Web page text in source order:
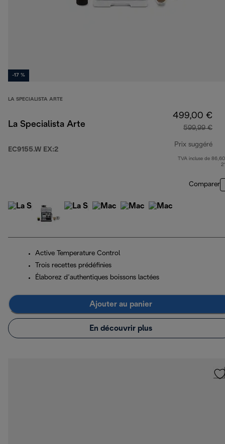
-17 %
LA SPECIALISTA ARTE
La Specialista Arte
EC9155.W EX:2
499,00 €
599,99 €
Prix suggéré
TVA incluse de
Comparer
Active Temperature Control
Trois recettes prédéfinies
Élaborez d’authentiques boissons lactées
Ajouter au panier
En découvrir plus